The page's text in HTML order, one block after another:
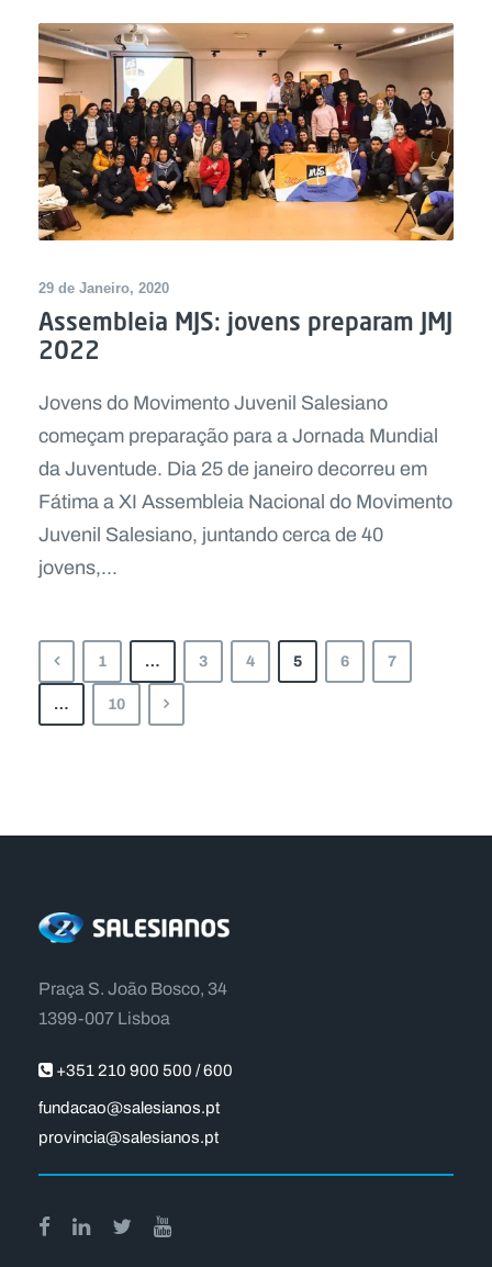
29 de Janeiro, 2020
Assembleia MJS: jovens preparam JMJ
2022
Jovens do Movimento Juvenil Salesiano
começam preparação para a Jornada Mundial
da Juventude. Dia 25 de janeiro decorreu em
Fátima a XI Assembleia Nacional do Movimento
Juvenil Salesiano, juntando cerca de 40
jovens,...
1 … 3 4 5 6
7
…
10
Praça S. João Bosco, 34
1399-007 Lisboa
+351 210 900 500 / 600
fundacao@salesianos.pt
provincia@salesianos.pt